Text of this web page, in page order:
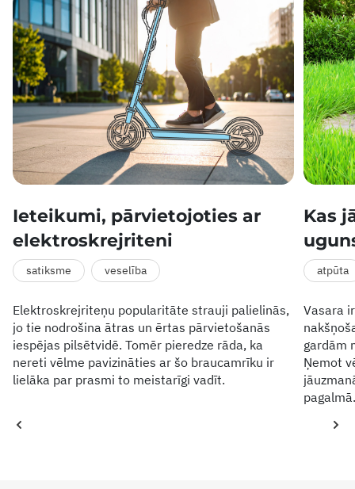
Ieteikumi, pārvietojoties ar
elektroskrejriteni
satiksme veselība
Elektroskrejriteņu popularitāte strauji palielinās,
jo tie nodrošina ātras un ērtas pārvietošanās
iespējas pilsētvidē. Tomēr pieredze rāda, ka
nereti vēlme pavizināties ar šo braucamrīku ir
lielāka par prasmi to meistarīgi vadīt.
Kas
atpūta
Vasara
gardām
Ņemot